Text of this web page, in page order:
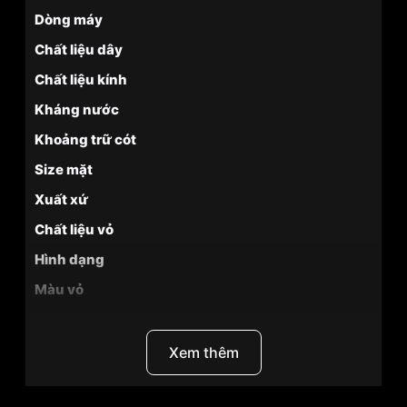
Dòng máy
Chất liệu dây
Chất liệu kính
Kháng nước
Khoảng trữ cót
Size mặt
Xuất xứ
Chất liệu vỏ
Hình dạng
Màu vỏ
Xem thêm